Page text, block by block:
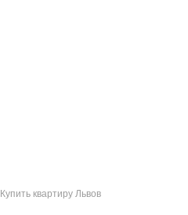
Купить квартиру Львов